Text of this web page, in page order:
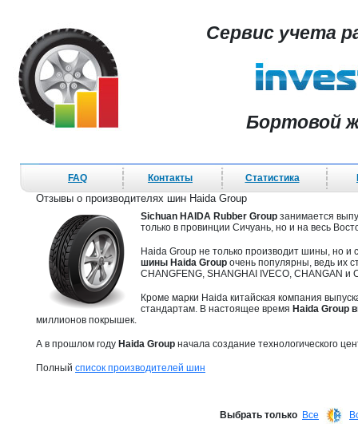
Сервис учета
Бортовой
FAQ Контакты Статистика
Отзывы о производителях шин Haida Group
Sichuan HAIDA Rubber Group занимается
только в провинции Сичуань, но и на весь
Haida Group не только производит шины, но и
шины Haida Group очень популярны, ведь их
CHANGFENG, SHANGHAI IVECO, CHANGAN и
Кроме марки Haida китайская компания
стандартам. В настоящее время Haida Group
миллионов покрышек.
А в прошлом году Haida Group начала создание технологического
Полный список производителей шин
Выбрать только Все